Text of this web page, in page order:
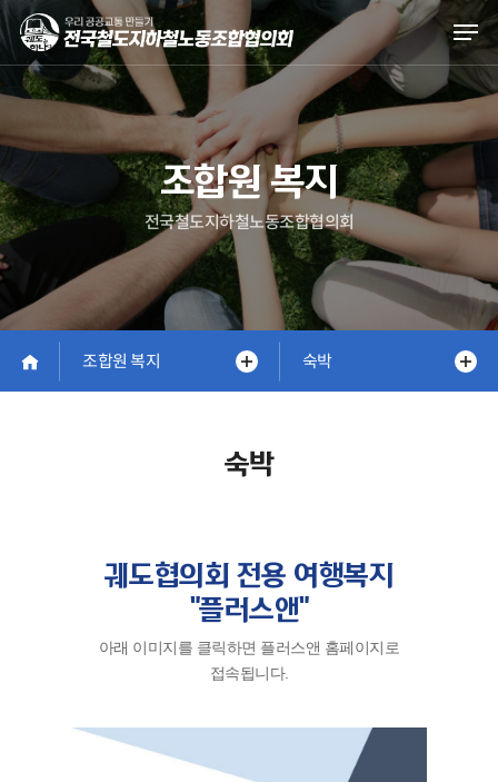
Skip
to
main
content
조합원 복지
전국철도지하철노동조합협의회
조합원 복지 숙박
숙박
궤도협의회 전용 여행복지
"플러스앤"
아래 이미지를 클릭하면 플러스앤 홈페이지로
접속됩니다.